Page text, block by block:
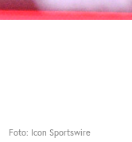
Foto: Icon Sportswire